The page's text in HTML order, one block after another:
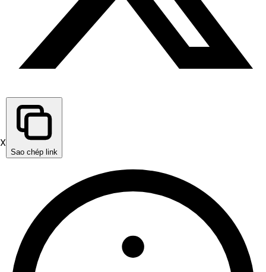
X
Sao chép link